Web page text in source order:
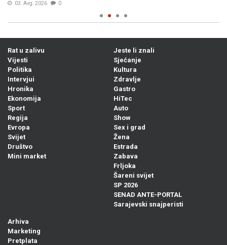
03. Avg. 2026 0
Rat u zalivu
Vijesti
Politika
Intervjui
Hronika
Ekonomija
Sport
Regija
Evropa
Svijet
Društvo
Mini market
Jeste li znali
Sjećanje
Kultura
Zdravlje
Gastro
HiTec
Auto
Show
Sex i grad
Žena
Estrada
Zabava
Frljoka
Šareni svijet
SP 2026
SENAD ANTE-PORTAL
Sarajevski snajperisti
Arhiva
Marketing
Pretplata